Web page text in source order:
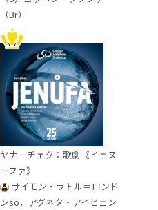
（Br）
ヤナーチェク：歌劇《イェヌ
ーファ》
サイモン・ラトル＝ロンド
ンso，アグネタ・アイヒェン